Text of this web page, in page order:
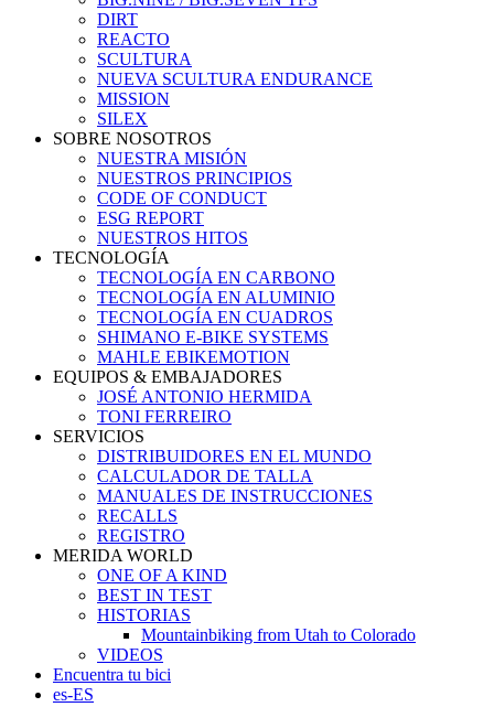
DIRT
REACTO
SCULTURA
NUEVA SCULTURA ENDURANCE
MISSION
SILEX
SOBRE NOSOTROS
NUESTRA MISIÓN
NUESTROS PRINCIPIOS
CODE OF CONDUCT
ESG REPORT
NUESTROS HITOS
TECNOLOGÍA
TECNOLOGÍA EN CARBONO
TECNOLOGÍA EN ALUMINIO
TECNOLOGÍA EN CUADROS
SHIMANO E-BIKE SYSTEMS
MAHLE EBIKEMOTION
EQUIPOS & EMBAJADORES
JOSÉ ANTONIO HERMIDA
TONI FERREIRO
SERVICIOS
DISTRIBUIDORES EN EL MUNDO
CALCULADOR DE TALLA
MANUALES DE INSTRUCCIONES
RECALLS
REGISTRO
MERIDA WORLD
ONE OF A KIND
BEST IN TEST
HISTORIAS
Mountainbiking from Utah to Colorado
VIDEOS
Encuentra tu bici
es-ES